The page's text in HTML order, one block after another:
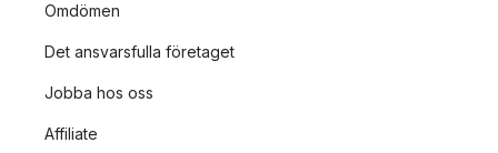
Omdömen
Det ansvarsfulla företaget
Jobba hos oss
Affiliate